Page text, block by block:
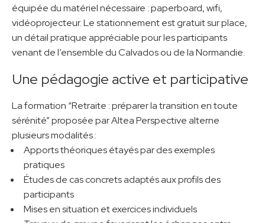
équipée du matériel nécessaire : paperboard, wifi,
vidéoprojecteur. Le stationnement est gratuit sur place,
un détail pratique appréciable pour les participants
venant de l’ensemble du Calvados ou de la Normandie.
Une pédagogie active et participative
La formation “Retraite : préparer la transition en toute
sérénité” proposée par Altea Perspective alterne
plusieurs modalités :
Apports théoriques étayés par des exemples
pratiques
Études de cas concrets adaptés aux profils des
participants
Mises en situation et exercices individuels